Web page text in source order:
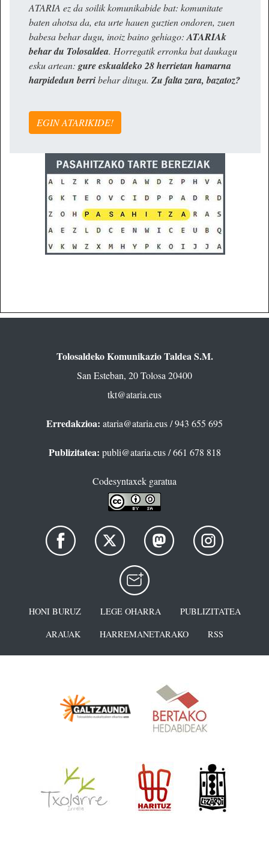
ATARIA ez da soilik komunikabide bat: komunitate
baten ahotsa da, eta urte hauen guztien ondoren, zuen
babesa behar dugu, inoiz baino gehiago:ATARIAk
behar du Tolosaldea. Horregatik erronka bat daukagu
esku artean: gure eskualdeko 28 herrietan hamarna
harpidedun berribehar ditugu. Zu falta zara, bazatoz?
EGIN ATARIKIDE!
Tolosaldeko Komunikazio Taldea S.M.
San Esteban, 20 Tolosa 20400
tkt@ataria.eus
Erredakzioa: ataria@ataria.eus/ 943 655 695
Publizitatea: publi@ataria.eus/ 661 678 818
Codesyntaxek garatua
HONI BURUZ LEGE OHARRA
PUBLIZITATEA
ARAUAK
HARREMANETARAKO RSS